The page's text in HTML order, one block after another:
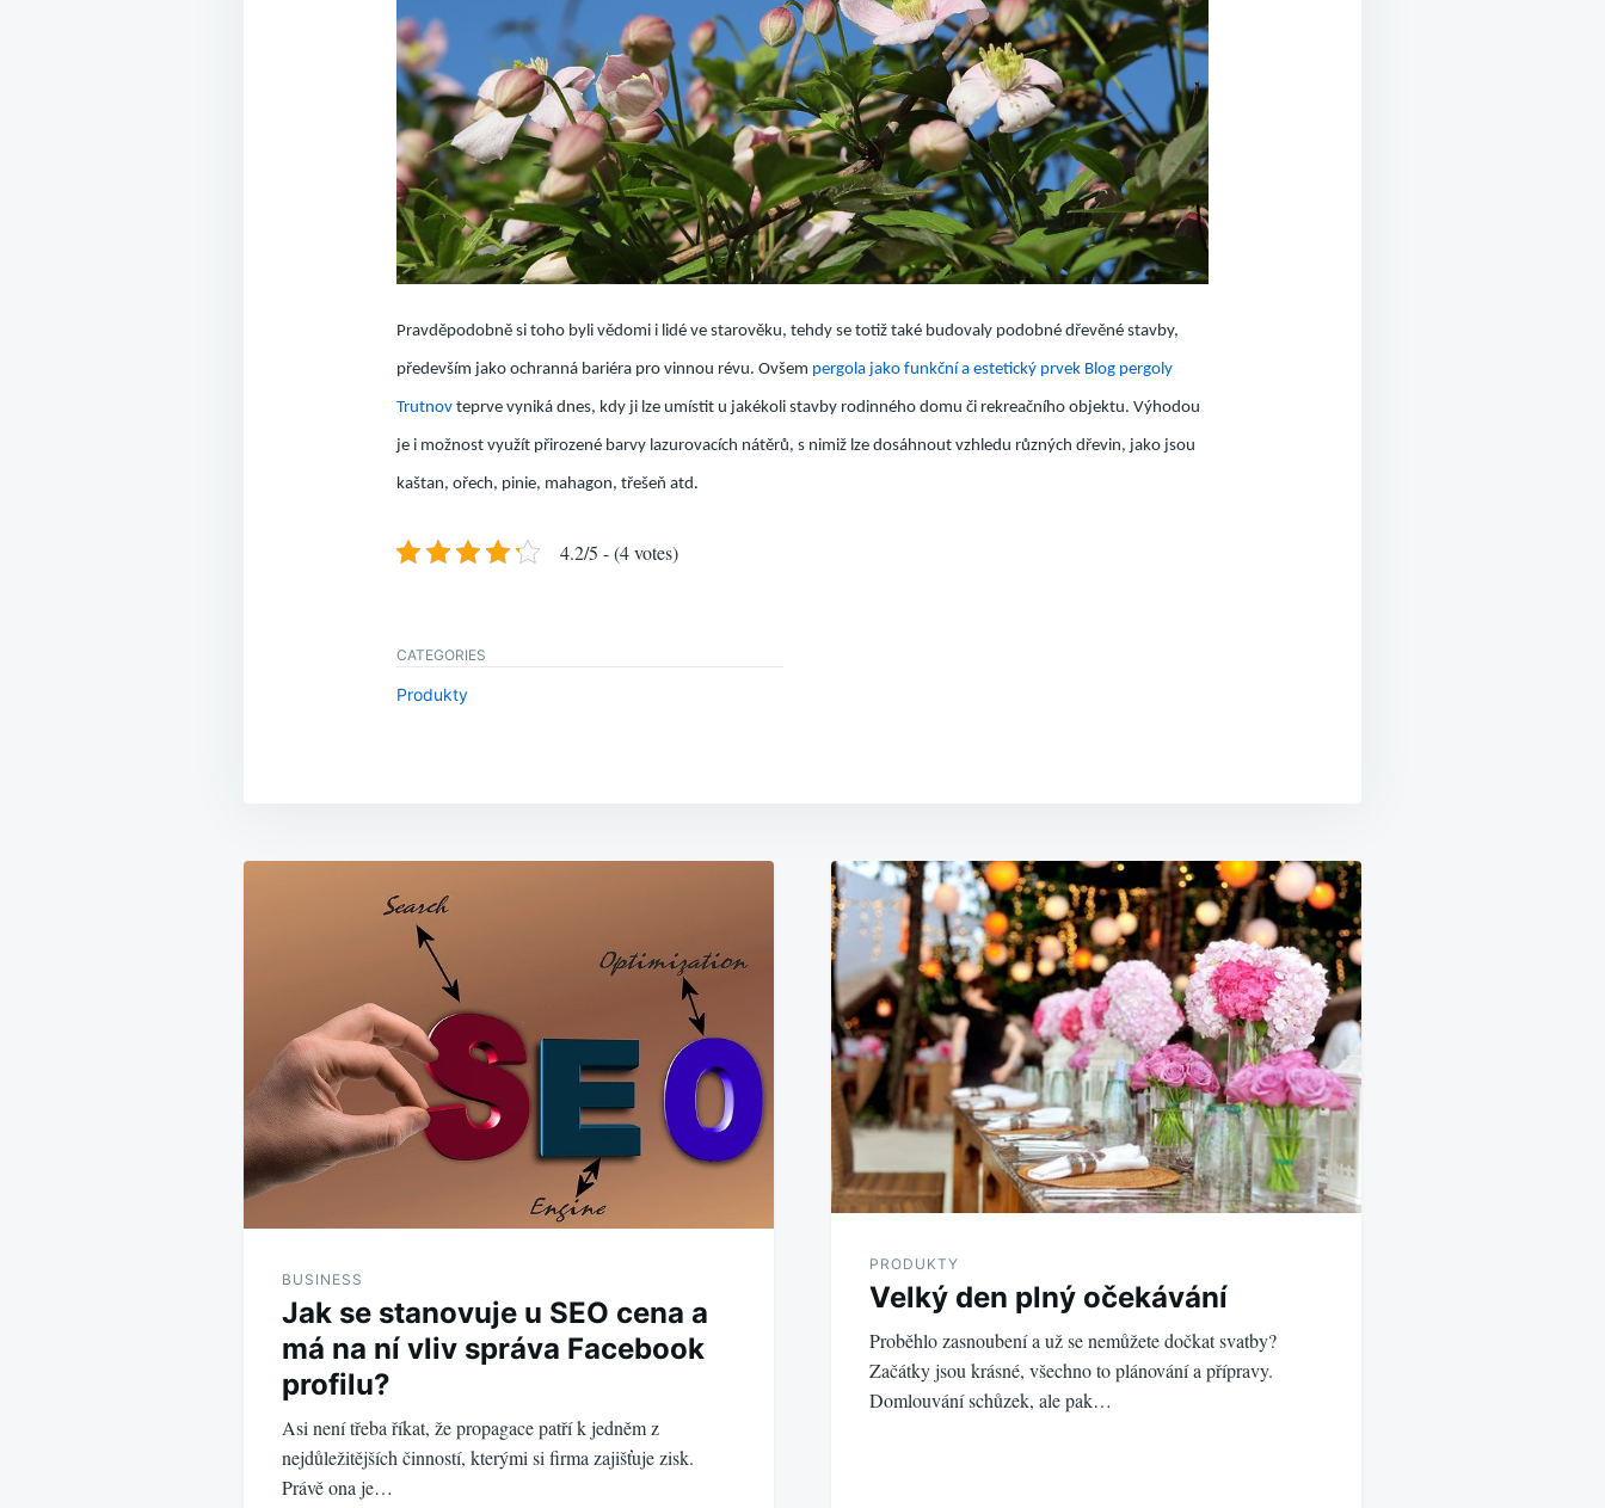
Pravděpodobně si toho byli vědomi i lidé ve starověku, tehdy se totiž také budovaly podobné dřevěné stavby,
především jako ochranná bariéra pro vinnou révu. Ovšem pergola jako funkční a estetický prvek Blog pergoly
Trutnov teprve vyniká dnes, kdy ji lze umístit u jakékoli stavby rodinného domu či rekreačního objektu. Výhodou
je i možnost využít přirozené barvy lazurovacích nátěrů, s nimiž lze dosáhnout vzhledu různých dřevin, jako jsou
kaštan, ořech, pinie, mahagon, třešeň atd.
4.2/5 - (4 votes)
CATEGORIES
Produkty
Navigace
příspěvek
BUSINESS
Jak se stanovuje u SEO cena a
má na ní vliv správa Facebook
profilu?
Asi není třeba říkat, že propagace patří k jedněm z
nejdůležitějších činností, kterými si firma zajišťuje zisk.
Právě ona je…
PRODUKTY
Velký den plný očekávání
Proběhlo zasnoubení a už se nemůžete dočkat svatby?
Začátky jsou krásné, všechno to plánování a přípravy.
Domlouvání schůzek, ale pak…